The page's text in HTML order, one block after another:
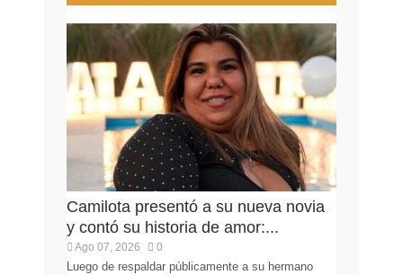
Camilota presentó a su nueva novia
y contó su historia de amor:...
Ago 07, 2026 0
Luego de respaldar públicamente a su hermano